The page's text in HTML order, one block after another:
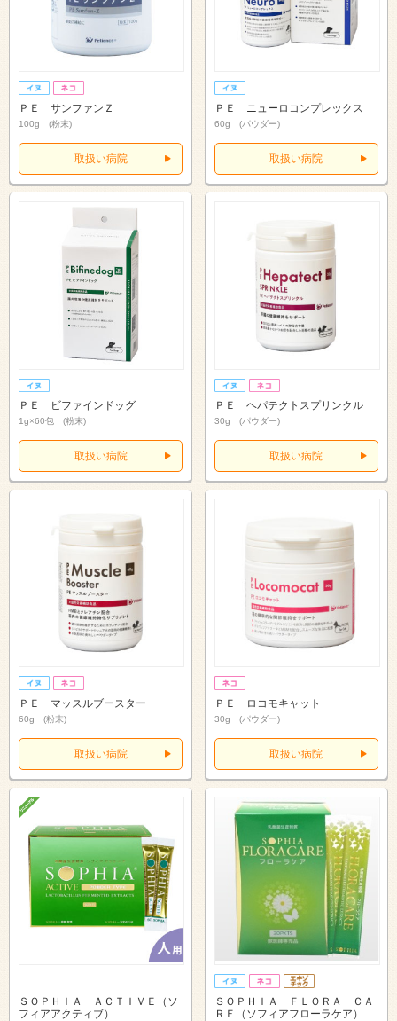
ＰＥ サンファンＺ
100g (粉末)
取扱い病院
ＰＥ ニューロコンプレックス
60g (パウダー)
取扱い病院
ＰＥ ビファインドッグ
1g×60包 (粉末)
取扱い病院
ＰＥ ヘパテクトスプリンクル
30g (パウダー)
取扱い病院
ＰＥ マッスルブースター
60g (粉末)
取扱い病院
ＰＥ ロコモキャット
30g (パウダー)
取扱い病院
ＳＯＰＨＩＡ ＡＣＴＩＶＥ（ソ
フィアアクティブ）
ＳＯＰＨＩＡ ＦＬＯＲＡ ＣＡ
ＲＥ（ソフィアフローラケア）